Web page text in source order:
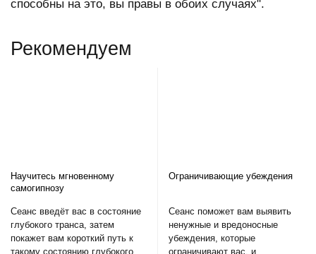
способны на это, вы правы в обоих случаях".
Рекомендуем
Научитесь мгновенному
самогипнозу
Сеанс введёт вас в состояние
глубокого транса, затем
покажет вам короткий путь к
такому состоянию глубокого
Ограничивающие убеждения
Сеанс поможет вам выявить
ненужные и вредоносные
убеждения, которые
ограничивают вас, и